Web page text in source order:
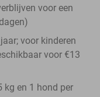
voor een
voor kinderen
voor €13
kg en 1 hond per